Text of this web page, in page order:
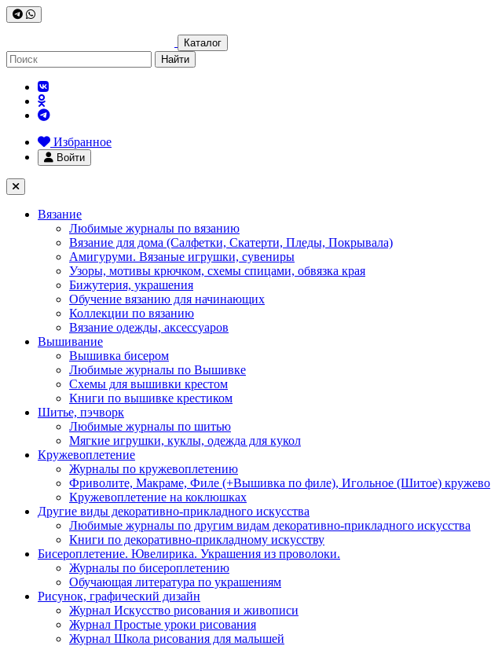
Каталог
Найти
Избранное
Войти
Вязание
Любимые журналы по вязанию
Вязание для дома (Салфетки, Скатерти, Пледы, Покрывала)
Амигуруми. Вязаные игрушки, сувениры
Узоры, мотивы крючком, схемы спицами, обвязка края
Бижутерия, украшения
Обучение вязанию для начинающих
Коллекции по вязанию
Вязание одежды, аксессуаров
Вышивание
Вышивка бисером
Любимые журналы по Вышивке
Схемы для вышивки крестом
Книги по вышивке крестиком
Шитье, пэчворк
Любимые журналы по шитью
Мягкие игрушки, куклы, одежда для кукол
Кружевоплетение
Журналы по кружевоплетению
Фриволите, Макраме, Филе (+Вышивка по филе), Игольное (Шитое) кружево
Кружевоплетение на коклюшках
Другие виды декоративно-прикладного искусства
Любимые журналы по другим видам декоративно-прикладного искусства
Книги по декоративно-прикладному искусству
Бисероплетение. Ювелирика. Украшения из проволоки.
Журналы по бисероплетению
Обучающая литература по украшениям
Рисунок, графический дизайн
Журнал Искусство рисования и живописи
Журнал Простые уроки рисования
Журнал Школа рисования для малышей